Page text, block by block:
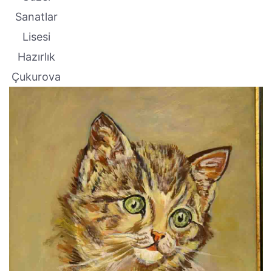
Sanatlar
Lisesi
Hazırlık
Çukurova